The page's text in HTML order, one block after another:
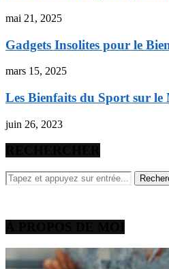
mai 21, 2025
Gadgets Insolites pour le
mars 15, 2025
Les Bienfaits du Sport sur le
juin 26, 2023